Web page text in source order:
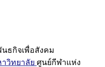
ธกิจเพื่อสังคม
วิทยาลัย ศูนย์กีฬาแห่ง